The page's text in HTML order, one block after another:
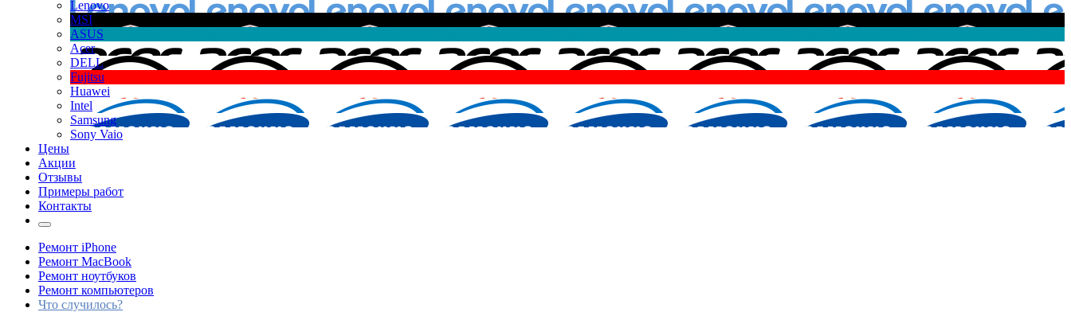
Lenovo
MSI
ASUS
Acer
DELL
Fujitsu
Huawei
Intel
Samsung
Sony Vaio
Цены
Акции
Отзывы
Примеры работ
Контакты
Ремонт iPhone
Ремонт MacBook
Ремонт ноутбуков
Ремонт компьютеров
Что случилось?